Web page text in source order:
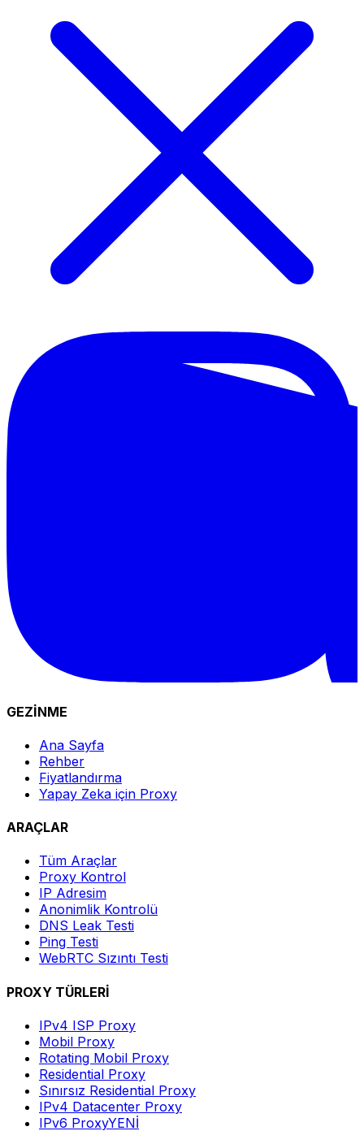
GEZİNME
Ana Sayfa
Rehber
Fiyatlandırma
Yapay Zeka için Proxy
ARAÇLAR
Tüm Araçlar
Proxy Kontrol
IP Adresim
Anonimlik Kontrolü
DNS Leak Testi
Ping Testi
WebRTC Sızıntı Testi
PROXY TÜRLERİ
IPv4 ISP Proxy
Mobil Proxy
Rotating Mobil Proxy
Residential Proxy
Sınırsız Residential Proxy
IPv4 Datacenter Proxy
IPv6 ProxyYENİ